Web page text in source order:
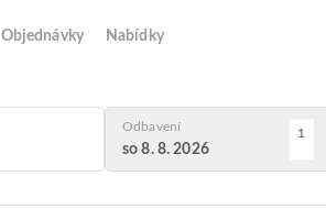
Objednávky Nabídky
Odbavení
so 8. 8. 2026
1